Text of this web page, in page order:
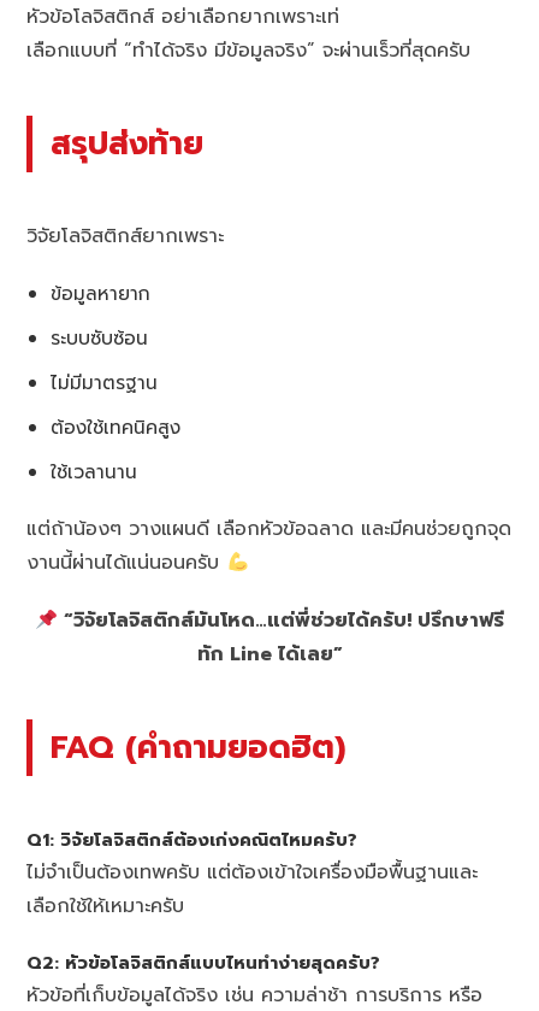
หัวข้อโลจิสติกส์ อย่าเลือกยากเพราะเท่
เลือกแบบที่ “ทำได้จริง มีข้อมูลจริง” จะผ่านเร็วที่สุดครับ
สรุปส่งท้าย
วิจัยโลจิสติกส์ยากเพราะ
ข้อมูลหายาก
ระบบซับซ้อน
ไม่มีมาตรฐาน
ต้องใช้เทคนิคสูง
ใช้เวลานาน
แต่ถ้าน้องๆ วางแผนดี เลือกหัวข้อฉลาด และมีคนช่วยถูกจุด
งานนี้ผ่านได้แน่นอนครับ
“วิจัยโลจิสติกส์มันโหด…แต่พี่ช่วยได้ครับ! ปรึกษาฟรี
ทัก Line ได้เลย”
FAQ (คำถามยอดฮิต)
Q1: วิจัยโลจิสติกส์ต้องเก่งคณิตไหมครับ?
ไม่จำเป็นต้องเทพครับ แต่ต้องเข้าใจเครื่องมือพื้นฐานและ
เลือกใช้ให้เหมาะครับ
Q2: หัวข้อโลจิสติกส์แบบไหนทำง่ายสุดครับ?
หัวข้อที่เก็บข้อมูลได้จริง เช่น ความล่าช้า การบริการ หรือ